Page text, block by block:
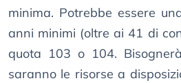
minima. Potrebbe essere
anni minimi (oltre ai 41 di
quota 103 o 104.
saranno le risorse a